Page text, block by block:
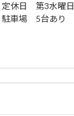
定休日 第3水曜日
駐車場 5台あり